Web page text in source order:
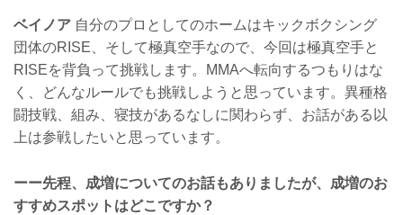
ベイノア 自分のプロとしてのホームはキックボクシング
団体のRISE、そして極真空手なので、今回は極真空手と
RISEを背負って挑戦します。MMAへ転向するつもりはな
く、どんなルールでも挑戦しようと思っています。異種格
闘技戦、組み、寝技があるなしに関わらず、お話がある以
上は参戦したいと思っています。
ーー先程、成増についてのお話もありましたが、成増のお
すすめスポットはどこですか？